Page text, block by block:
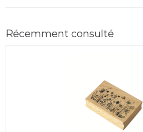
Récemment consulté